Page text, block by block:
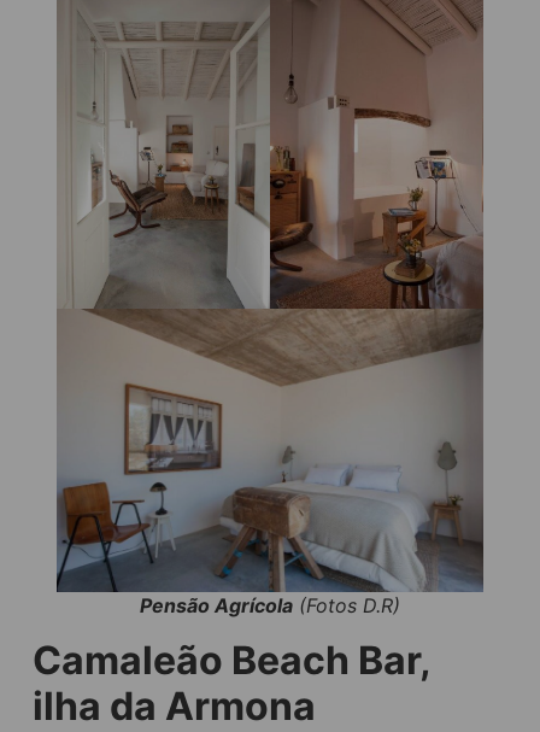
Pensão Agrícola (Fotos D.R)
Camaleão Beach Bar,
ilha da Armona